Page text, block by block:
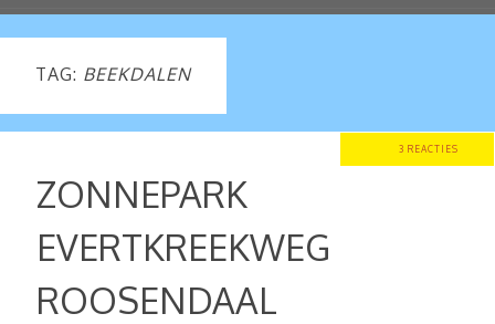
TAG: BEEKDALEN
3 REACTIES
ZONNEPARK
EVERTKREEKWEG
ROOSENDAAL